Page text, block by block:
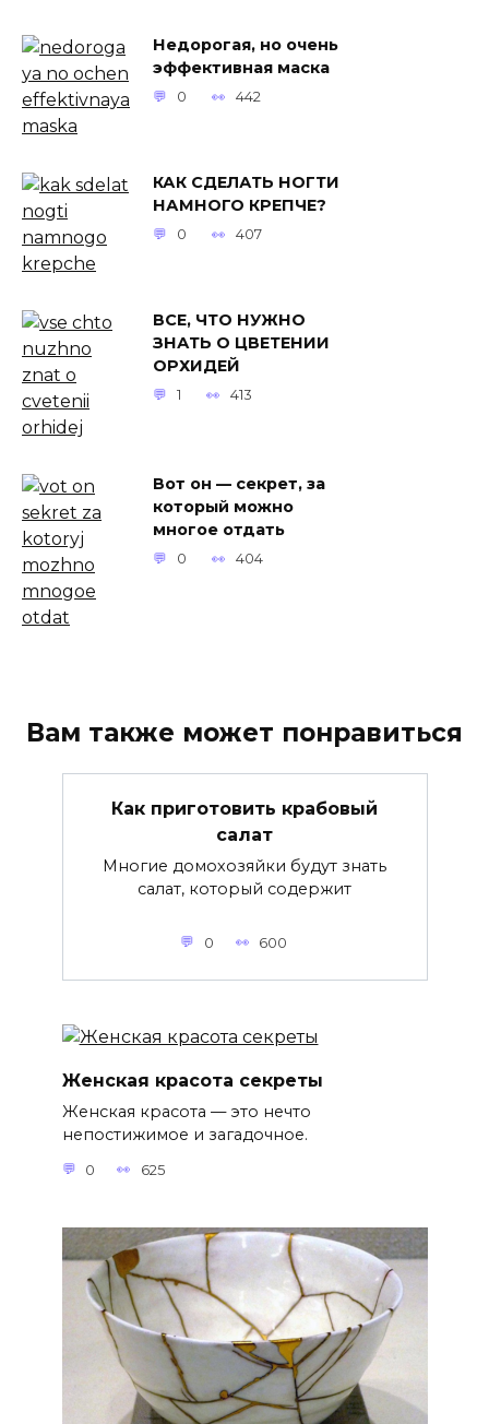
Недорогая, но очень
эффективная маска
0 442
КАК СДЕЛАТЬ НОГТИ
НАМНОГО КРЕПЧЕ?
0 407
ВСЕ, ЧТО НУЖНО
ЗНАТЬ О ЦВЕТЕНИИ
ОРХИДЕЙ
1 413
Вот он — секрет, за
который можно
многое отдать
0 404
Вам также может понравиться
Как приготовить крабовый
салат
Многие домохозяйки будут знать
салат, который содержит
0 600
Женская красота секреты
Женская красота — это нечто
непостижимое и загадочное.
0 625